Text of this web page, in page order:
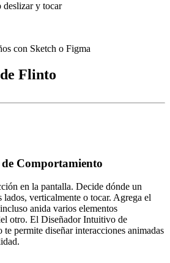
deslizar y tocar
con Sketch o Figma
Flinto
Comportamiento
en la pantalla. Decide dónde un
lados, verticalmente o tocar. Agrega el
anida varios elementos
otro. El Diseñador Intuitivo de
permite diseñar interacciones animadas